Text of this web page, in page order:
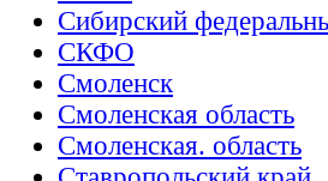
Сибирский
СКФО
Смоленск
Смоленская область
Смоленская. область